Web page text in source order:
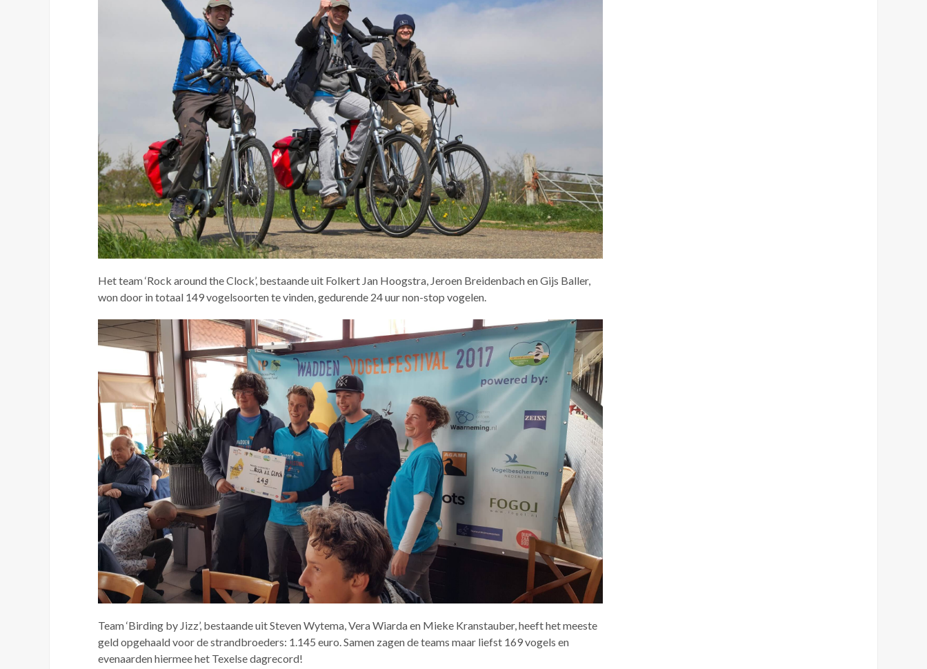
Het team ‘Rock around the Clock’, bestaande uit Folkert Jan Hoogstra, Jeroen Breidenbach en Gijs Baller,
won door in totaal 149 vogelsoorten te vinden, gedurende 24 uur non-stop vogelen.
Team ‘Birding by Jizz’, bestaande uit Steven Wytema, Vera Wiarda en Mieke Kranstauber, heeft het meeste
geld opgehaald voor de strandbroeders: 1.145 euro. Samen zagen de teams maar liefst 169 vogels en
evenaarden hiermee het Texelse dagrecord!